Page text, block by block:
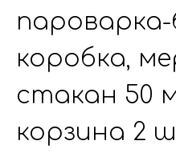
пароварка-
коробка,
стакан 50
корзина 2